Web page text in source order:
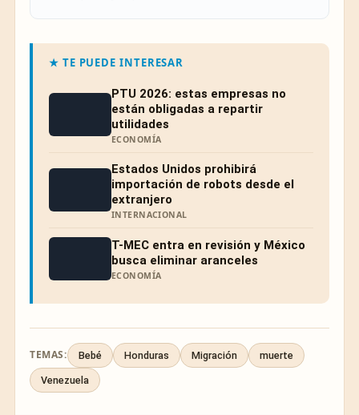
★ TE PUEDE INTERESAR
PTU 2026: estas empresas no
están obligadas a repartir
utilidades
ECONOMÍA
Estados Unidos prohibirá
importación de robots desde el
extranjero
INTERNACIONAL
T-MEC entra en revisión y México
busca eliminar aranceles
ECONOMÍA
TEMAS: Bebé Honduras Migración muerte
Venezuela